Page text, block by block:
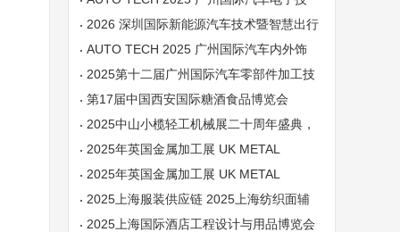
术展览会
2026 深圳国际新能源汽车技术暨智慧出行
展览会
AUTO TECH 2025 广州国际汽车内外饰
技术展览会
2025第十二届广州国际汽车零部件加工技
术及汽车模具展览会
第17届中国西安国际糖酒食品博览会
2025中山小榄轻工机械展二十周年盛典，
展位预定火爆进行中
2025年英国金属加工展 UK METAL
2025年英国金属加工展 UK METAL
2025上海服装供应链 2025上海纺织面辅
料展
2025上海国际酒店工程设计与用品博览会